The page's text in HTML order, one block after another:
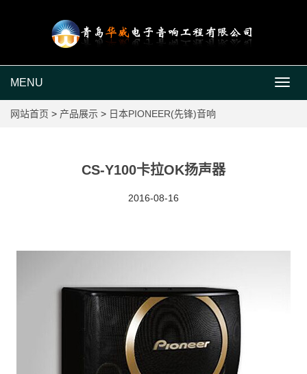
MENU
网站首页 > 产品展示 > 日本PIONEER(先锋)音响
CS-Y100卡拉OK扬声器
2016-08-16